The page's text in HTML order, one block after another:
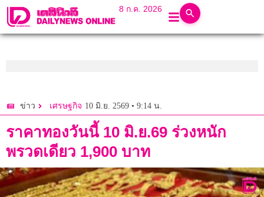
8 ก.ค. 2026
ข่าว เศรษฐกิจ 10 มิ.ย. 2569 • 9:14 น.
ราคาทองวันนี้ 10 มิ.ย.69 ร่วงหนัก
พรวดเดียว 1,900 บาท